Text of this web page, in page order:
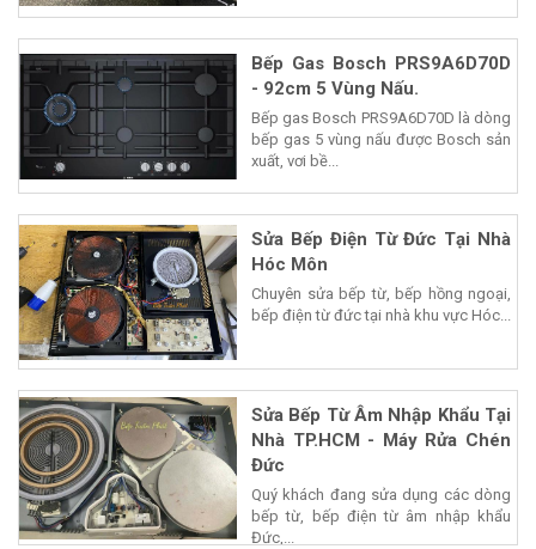
Bếp Gas Bosch PRS9A6D70D
- 92cm 5 Vùng Nấu.
Bếp gas Bosch PRS9A6D70D là dòng
bếp gas 5 vùng nấu được Bosch sản
xuất, vơi bề...
Sửa Bếp Điện Từ Đức Tại Nhà
Hóc Môn
Chuyên sửa bếp từ, bếp hồng ngoại,
bếp điện từ đức tại nhà khu vực Hóc...
Sửa Bếp Từ Âm Nhập Khẩu Tại
Nhà TP.HCM - Máy Rửa Chén
Đức
Quý khách đang sửa dụng các dòng
bếp từ, bếp điện từ âm nhập khẩu
Đức,...